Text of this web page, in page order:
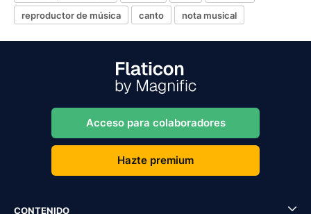
reproductor de música
canto nota musical
Acceso para colaboradores
Hazte premium
CONTENIDO